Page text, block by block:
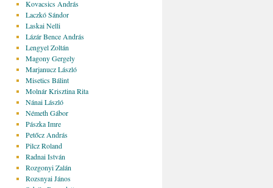
Kovacsics András
Laczkó Sándor
Laskai Nelli
Lázár Bence András
Lengyel Zoltán
Magony Gergely
Marjanucz László
Misetics Bálint
Molnár Krisztina Rita
Nánai László
Németh Gábor
Pászka Imre
Petőcz András
Pilcz Roland
Radnai István
Rozgonyi Zalán
Rozsnyai János